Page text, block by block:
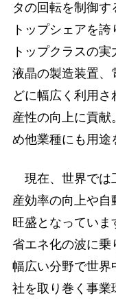
タの回転を制御
トップシェアを
トップクラスの
液晶の製造装置、
どに幅広く利用
産性の向上に貢献
め他業種にも用途
現在、世界では
産効率の向上や
旺盛となっていま
省エネ化の波に乗
幅広い分野で世界
社を取り巻く事業